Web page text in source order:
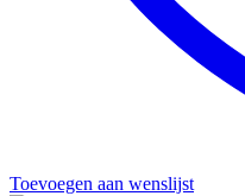
Toevoegen aan wenslijst